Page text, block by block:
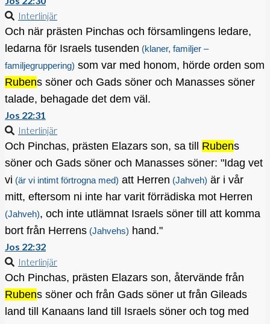
Interlinjär
Och när prästen Pinchas och församlingens ledare,
ledarna för Israels tusenden (klaner, familjer –
familjegruppering) som var med honom, hörde orden som
Rubens söner och Gads söner och Manasses söner
talade, behagade det dem väl.
Jos 22:31
Interlinjär
Och Pinchas, prästen Elazars son, sa till Rubens
söner och Gads söner och Manasses söner: "Idag vet
vi (är vi intimt förtrogna med) att Herren (Jahveh) är i vår
mitt, eftersom ni inte har varit förrädiska mot Herren
(Jahveh), och inte utlämnat Israels söner till att komma
bort från Herrens (Jahvehs) hand."
Jos 22:32
Interlinjär
Och Pinchas, prästen Elazars son, återvände från
Rubens söner och från Gads söner ut från Gileads
land till Kanaans land till Israels söner och tog med